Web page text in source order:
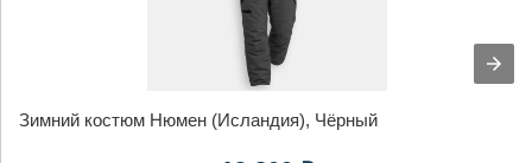
Зимний костюм Нюмен (Исландия), Чёрный